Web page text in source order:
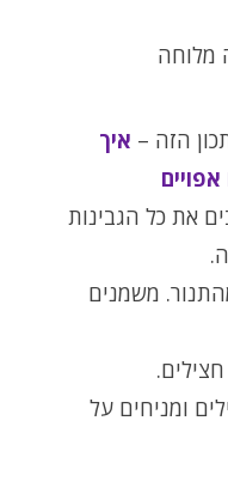
מלוחה
הזה – איך
את כל הגבינות
משמנים
ומניחים על